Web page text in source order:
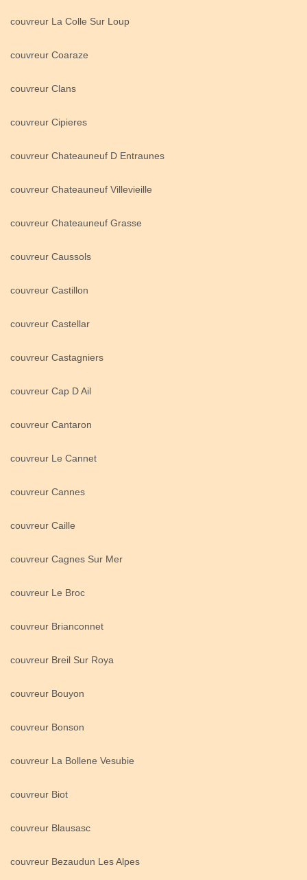
couvreur La Colle Sur Loup
couvreur Coaraze
couvreur Clans
couvreur Cipieres
couvreur Chateauneuf D Entraunes
couvreur Chateauneuf Villevieille
couvreur Chateauneuf Grasse
couvreur Caussols
couvreur Castillon
couvreur Castellar
couvreur Castagniers
couvreur Cap D Ail
couvreur Cantaron
couvreur Le Cannet
couvreur Cannes
couvreur Caille
couvreur Cagnes Sur Mer
couvreur Le Broc
couvreur Brianconnet
couvreur Breil Sur Roya
couvreur Bouyon
couvreur Bonson
couvreur La Bollene Vesubie
couvreur Biot
couvreur Blausasc
couvreur Bezaudun Les Alpes